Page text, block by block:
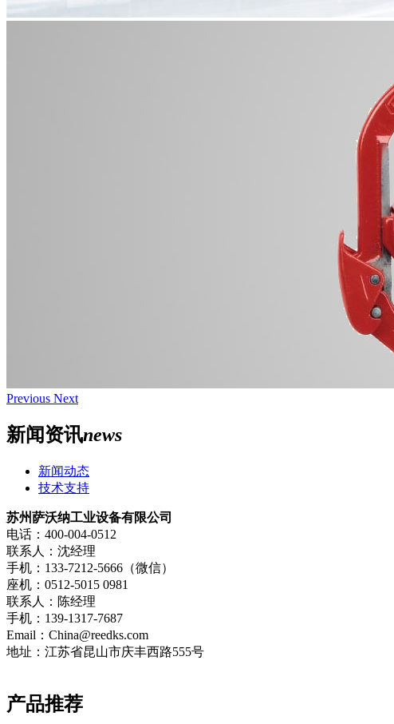
Previous Next
新闻资讯news
新闻动态
技术支持
苏州萨沃纳工业设备有限公司
电话：400-004-0512
联系人：沈经理
手机：133-7212-5666（微信）
座机：0512-5015 0981
联系人：陈经理
手机：139-1317-7687
Email：China@reedks.com
地址：江苏省昆山市庆丰西路555号
产品推荐